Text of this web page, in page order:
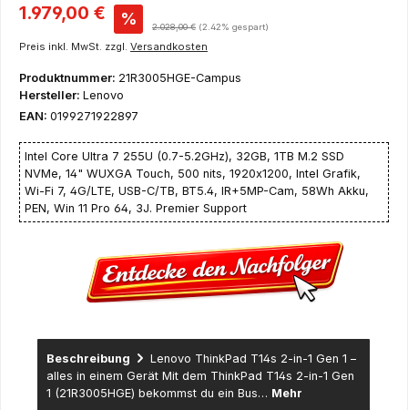
Verkaufspreis:
1.979,00 € % Regulärer Preis:
2.028,00 € (2.42% gespart)
Preis inkl. MwSt. zzgl. Versandkosten
Produktnummer: 21R3005HGE-Campus
Hersteller: Lenovo
EAN: 0199271922897
Intel Core Ultra 7 255U (0.7-5.2GHz), 32GB, 1TB M.2 SSD
NVMe, 14" WUXGA Touch, 500 nits, 1920x1200, Intel Grafik,
Wi-Fi 7, 4G/LTE, USB-C/TB, BT5.4, IR+5MP-Cam, 58Wh Akku,
PEN, Win 11 Pro 64, 3J. Premier Support
Beschreibung
Lenovo ThinkPad T14s 2-in-1 Gen 1 –
alles in einem Gerät Mit dem ThinkPad T14s 2-in-1 Gen
1 (21R3005HGE) bekommst du ein Bus… Mehr